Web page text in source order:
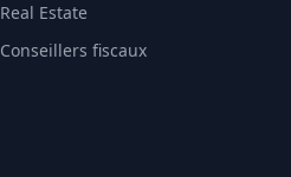
Real Estate
Conseillers fiscaux